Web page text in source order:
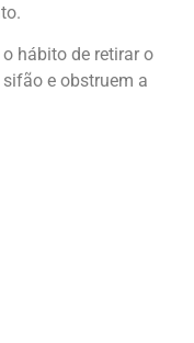
hábito de retirar o
e obstruem a